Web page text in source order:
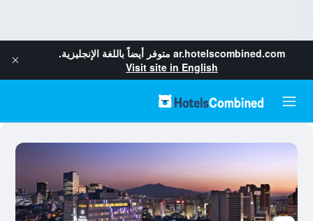
ar.hotelscombined.com متوفر أيضاً باللغة الإنجليزية.
Visit site in English